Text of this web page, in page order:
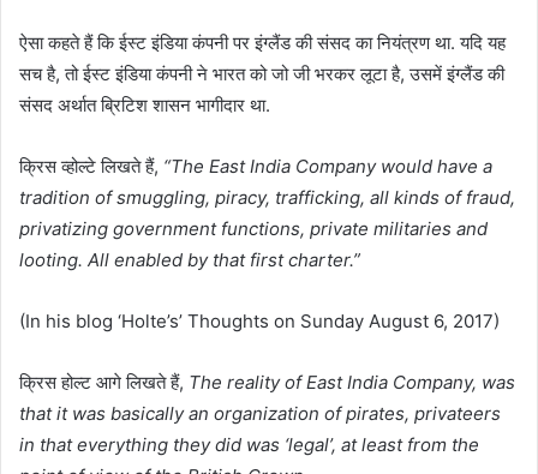
ऐसा कहते हैं कि ईस्ट इंडिया कंपनी पर इंग्लैंड की संसद का नियंत्रण था. यदि यह
सच है, तो ईस्ट इंडिया कंपनी ने भारत को जो जी भरकर लूटा है, उसमें इंग्लैंड की
संसद अर्थात ब्रिटिश शासन भागीदार था.
क्रिस व्होल्टे लिखते हैं, “The East India Company would have a
tradition of smuggling, piracy, trafficking, all kinds of fraud,
privatizing government functions, private militaries and
looting. All enabled by that first charter.”
(In his blog ‘Holte’s’ Thoughts on Sunday August 6, 2017)
क्रिस होल्ट आगे लिखते हैं, The reality of East India Company, was
that it was basically an organization of pirates, privateers
in that everything they did was ‘legal’, at least from the